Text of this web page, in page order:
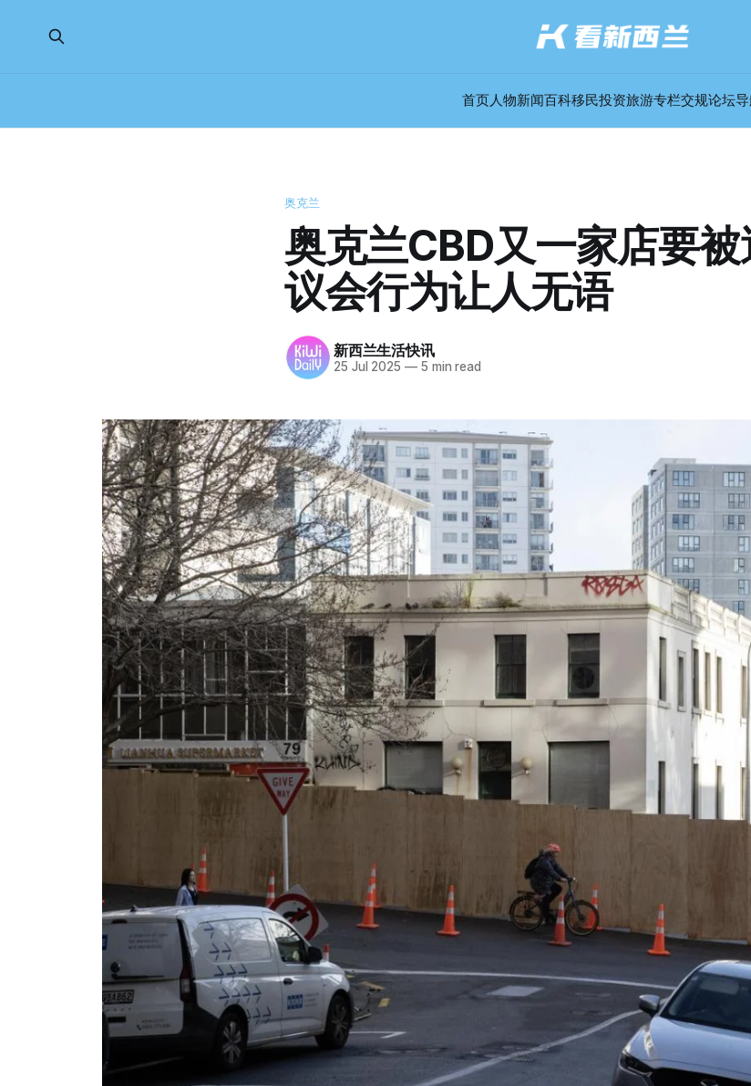
首页人物新闻百科移民投资旅游专栏交规论坛
奥克兰
奥克兰CBD又一家店要
议会行为让人无语
新西兰生活快讯
25 Jul 2025 —5 min read